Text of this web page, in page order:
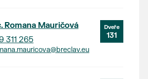
131
Romana Mauričová
311 265